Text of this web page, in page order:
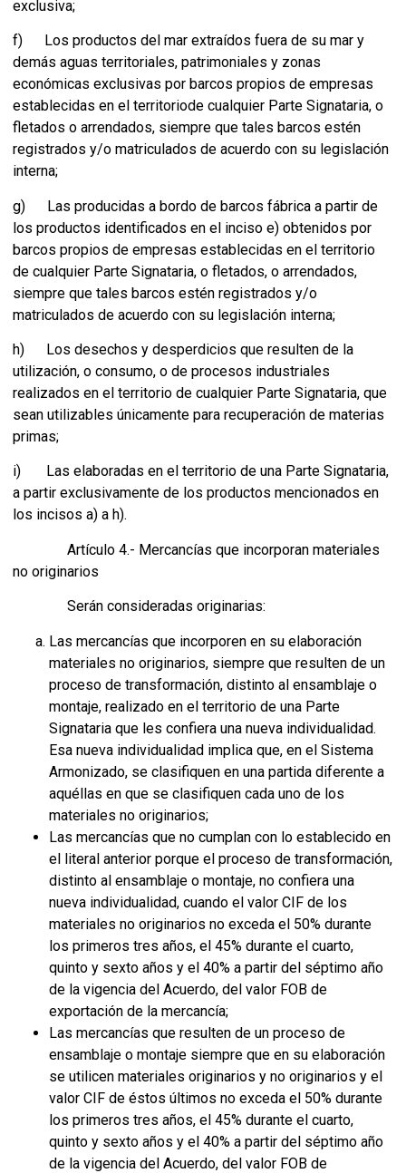
exclusiva;
f) Los productos del mar extraídos fuera de su mar y
demás aguas territoriales, patrimoniales y zonas
económicas exclusivas por barcos propios de empresas
establecidas en el territoriode cualquier Parte Signataria, o
fletados o arrendados, siempre que tales barcos estén
registrados y/o matriculados de acuerdo con su legislación
interna;
g) Las producidas a bordo de barcos fábrica a partir de
los productos identificados en el inciso e) obtenidos por
barcos propios de empresas establecidas en el territorio
de cualquier Parte Signataria, o fletados, o arrendados,
siempre que tales barcos estén registrados y/o
matriculados de acuerdo con su legislación interna;
h) Los desechos y desperdicios que resulten de la
utilización, o consumo, o de procesos industriales
realizados en el territorio de cualquier Parte Signataria, que
sean utilizables únicamente para recuperación de materias
primas;
i) Las elaboradas en el territorio de una Parte Signataria,
a partir exclusivamente de los productos mencionados en
los incisos a) a h).
Artículo 4.- Mercancías que incorporan materiales
no originarios
Serán consideradas originarias:
Las mercancías que incorporen en su elaboración
materiales no originarios, siempre que resulten de un
proceso de transformación, distinto al ensamblaje o
montaje, realizado en el territorio de una Parte
Signataria que les confiera una nueva individualidad.
Esa nueva individualidad implica que, en el Sistema
Armonizado, se clasifiquen en una partida diferente a
aquéllas en que se clasifiquen cada uno de los
materiales no originarios;
Las mercancías que no cumplan con lo establecido en
el literal anterior porque el proceso de transformación,
distinto al ensamblaje o montaje, no confiera una
nueva individualidad, cuando el valor CIF de los
materiales no originarios no exceda el 50% durante
los primeros tres años, el 45% durante el cuarto,
quinto y sexto años y el 40% a partir del séptimo año
de la vigencia del Acuerdo, del valor FOB de
exportación de la mercancía;
Las mercancías que resulten de un proceso de
ensamblaje o montaje siempre que en su elaboración
se utilicen materiales originarios y no originarios y el
valor CIF de éstos últimos no exceda el 50% durante
los primeros tres años, el 45% durante el cuarto,
quinto y sexto años y el 40% a partir del séptimo año
de la vigencia del Acuerdo, del valor FOB de